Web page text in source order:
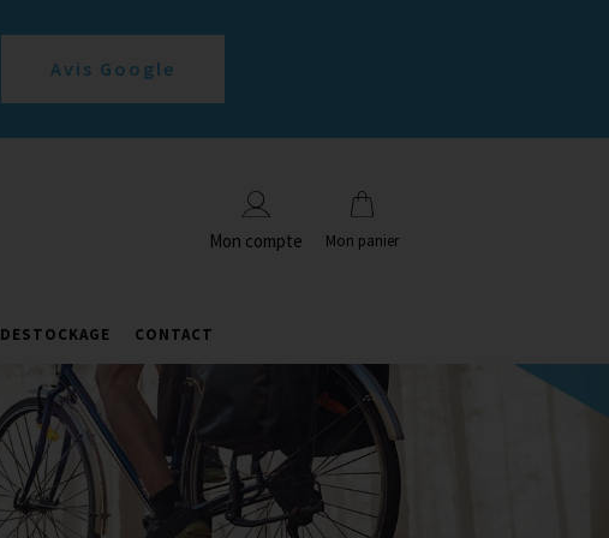
Avis Google
Mon compte Mon panier
DESTOCKAGE CONTACT